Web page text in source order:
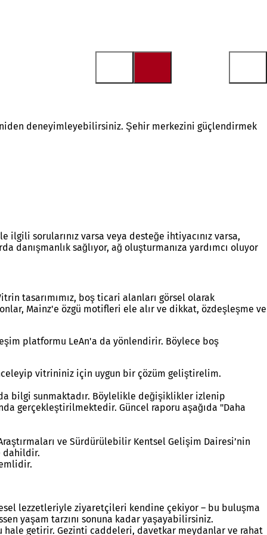
deneyimleyebilirsiniz. Şehir merkezini güçlendirmek
sorularınız varsa veya desteğe ihtiyacınız varsa,
danışmanlık sağlıyor, ağ oluşturmanıza yardımcı oluyor
tasarımımız, boş ticari alanları görsel olarak
Mainz'e özgü motifleri ele alır ve dikkat, özdeşleşme ve
platformu LeAn'a da yönlendirir. Böylece boş
vitrininiz için uygun bir çözüm geliştirelim.
bilgi sunmaktadır. Böylelikle değişiklikler izlenip
gerçekleştirilmektedir. Güncel raporu aşağıda "Daha
ve Sürdürülebilir Kentsel Gelişim Dairesi’nin
dahildir.
lezzetleriyle ziyaretçileri kendine çekiyor – bu buluşma
yaşam tarzını sonuna kadar yaşayabilirsiniz.
hale getirir. Gezinti caddeleri, davetkar meydanlar ve rahat